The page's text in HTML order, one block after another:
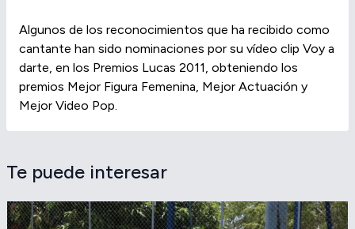
Algunos de los reconocimientos que ha recibido como
cantante han sido nominaciones por su vídeo clip Voy a
darte, en los Premios Lucas 2011, obteniendo los
premios Mejor Figura Femenina, Mejor Actuación y
Mejor Video Pop.
Te puede interesar